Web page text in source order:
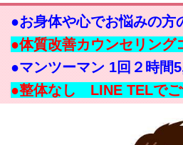
●お身体や心でお悩みの方
●体質改善カウンセリン
●マンツーマン 1回２時間
●整体なし LINE TELでご